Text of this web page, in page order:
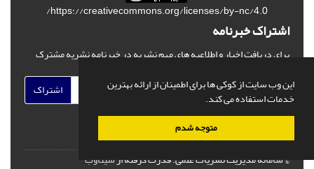
این وب سایت از کوکی ها برای اطمینان از ارائه بهترین
خدمات استفاده می کند.
متوجه شدم
https://creativecommons.org/licenses/by-nc/4.0/
اشتراک خبرنامه
برای دریافت اخبار و اطلاعیه های مهم نشریه در خبرنامه نشریه مشترک
اشتراک
© سامانه مدیریت نشریات علمی.قدرت گرفته ازسیناوب